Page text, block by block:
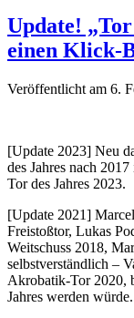
Update!
einen Klick-
Veröffentlicht am 6.
[Update 2023] Neu
des Jahres nach
Tor des Jahres 2023.
[Update 2021]
Freistoßtor, Lukas
Weitschuss 2018,
selbstverständlich –
Akrobatik-Tor 2020,
Jahres werden